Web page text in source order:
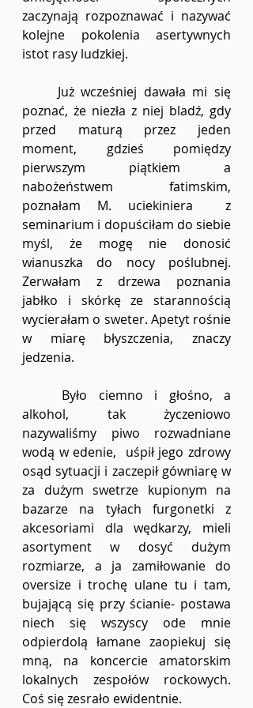
zaczynają rozpoznawać i nazywać
kolejne pokolenia asertywnych
istot rasy ludzkiej.
poznać, że niezła z niej bladź, gdy
przed maturą przez jeden
moment, gdzieś pomiędzy
pierwszym piątkiem a
nabożeństwem fatimskim,
poznałam M. uciekiniera  z
seminarium i dopuściłam do siebie
myśl, że mogę nie donosić
wianuszka do nocy poślubnej.
Zerwałam z drzewa poznania
jabłko i skórkę ze starannością
wycierałam o sweter. Apetyt rośnie
w miarę błyszczenia, znaczy
jedzenia.
alkohol, tak życzeniowo
nazywaliśmy piwo rozwadniane
wodą w edenie,  uśpił jego zdrowy
osąd sytuacji i zaczepił gówniarę w
za dużym swetrze kupionym na
bazarze na tyłach furgonetki z
akcesoriami dla wędkarzy, mieli
asortyment w dosyć dużym
rozmiarze, a ja zamiłowanie do
oversize i trochę ulane tu i tam,
bujającą się przy ścianie- postawa
niech się wszyscy ode mnie
odpierdolą łamane zaopiekuj się
mną, na koncercie amatorskim
lokalnych zespołów rockowych.
Coś się zesrało ewidentnie.